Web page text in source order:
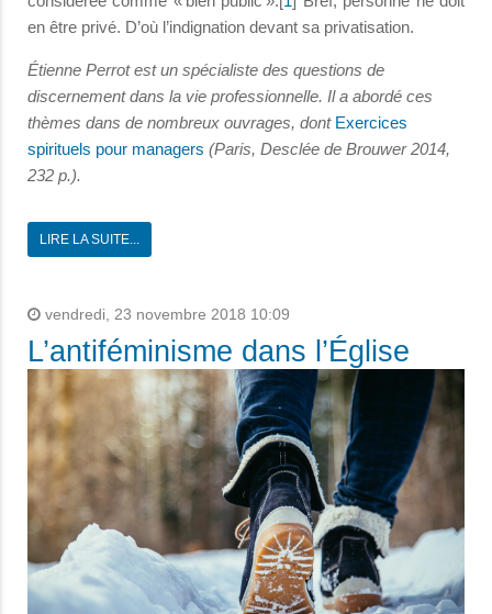
en être privé. D’où l’indignation devant sa privatisation.
Étienne Perrot est un spécialiste des questions de
discernement dans la vie professionnelle. Il a abordé ces
thèmes dans de nombreux ouvrages, dont Exercices
spirituels pour managers (Paris, Desclée de Brouwer 2014,
232 p.).
LIRE LA SUITE...
vendredi, 23 novembre 2018 10:09
L’antiféminisme dans l’Église